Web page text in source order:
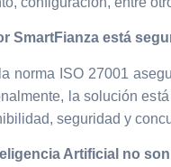
SmartFianza está
norma ISO 27001
la solución
seguridad y
Artificial no